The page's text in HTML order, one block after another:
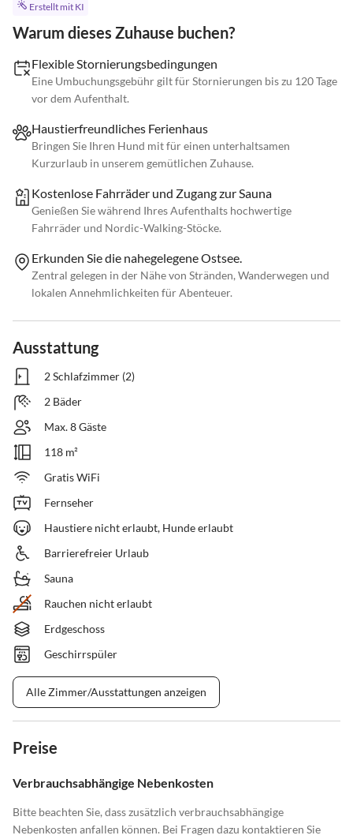
Erstellt mit KI
Warum dieses Zuhause buchen?
Flexible Stornierungsbedingungen
Eine Umbuchungsgebühr gilt für Stornierungen bis zu 120 Tage
vor dem Aufenthalt.
Haustierfreundliches Ferienhaus
Bringen Sie Ihren Hund mit für einen unterhaltsamen
Kurzurlaub in unserem gemütlichen Zuhause.
Kostenlose Fahrräder und Zugang zur Sauna
Genießen Sie während Ihres Aufenthalts hochwertige
Fahrräder und Nordic-Walking-Stöcke.
Erkunden Sie die nahegelegene Ostsee.
Zentral gelegen in der Nähe von Stränden, Wanderwegen und
lokalen Annehmlichkeiten für Abenteuer.
Ausstattung
2 Schlafzimmer (2)
2 Bäder
Max. 8 Gäste
118 m²
Gratis WiFi
Fernseher
Haustiere nicht erlaubt, Hunde erlaubt
Barrierefreier Urlaub
Sauna
Rauchen nicht erlaubt
Erdgeschoss
Geschirrspüler
Alle Zimmer/Ausstattungen anzeigen
Preise
Verbrauchsabhängige Nebenkosten
Bitte beachten Sie, dass zusätzlich verbrauchsabhängige
Nebenkosten anfallen können. Bei Fragen dazu kontaktieren Sie